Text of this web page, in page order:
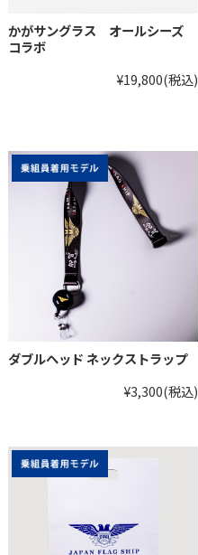
かがサングラス オールシーズ
コラボ
¥19,800(税込)
ダブルヘッド ネックストラップ
¥3,300(税込)